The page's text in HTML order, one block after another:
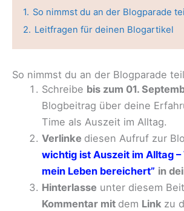
1. So nimmst du an der Blogparade
2. Leitfragen für deinen Blogartikel
So nimmst du an der Blogparade teil
Schreibe bis zum 01.
Blogbeitrag über deine
Time als Auszeit im Alltag.
Verlinke diesen Aufruf zur
wichtig ist Auszeit im Alltag
mein Leben bereichert” in
Hinterlasse unter diesem
Kommentar mit dem Link zu